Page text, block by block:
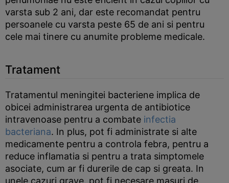
varsta sub 2 ani, dar este recomandat pentru
persoanele cu varsta peste 65 de ani si pentru
cele mai tinere cu anumite probleme medicale.
Tratament
Tratamentul meningitei bacteriene implica de
obicei administrarea urgenta de antibiotice
intravenoase pentru a combate infectia
bacteriana. In plus, pot fi administrate si alte
medicamente pentru a controla febra, pentru a
reduce inflamatia si pentru a trata simptomele
asociate, cum ar fi durerile de cap si greata. In
unele cazuri grave, pot fi necesare masuri de